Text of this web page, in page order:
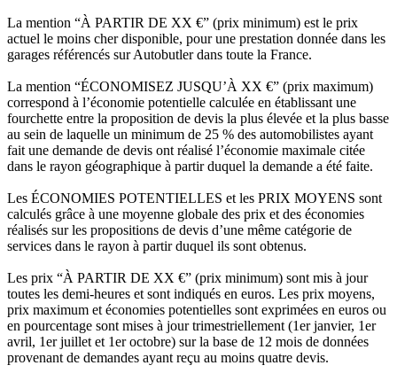
La mention “À PARTIR DE XX €” (prix minimum) est le prix
actuel le moins cher disponible, pour une prestation donnée dans les
garages référencés sur Autobutler dans toute la France.
La mention “ÉCONOMISEZ JUSQU’À XX €” (prix maximum)
correspond à l’économie potentielle calculée en établissant une
fourchette entre la proposition de devis la plus élevée et la plus basse
au sein de laquelle un minimum de 25 % des automobilistes ayant
fait une demande de devis ont réalisé l’économie maximale citée
dans le rayon géographique à partir duquel la demande a été faite.
Les ÉCONOMIES POTENTIELLES et les PRIX MOYENS sont
calculés grâce à une moyenne globale des prix et des économies
réalisés sur les propositions de devis d’une même catégorie de
services dans le rayon à partir duquel ils sont obtenus.
Les prix “À PARTIR DE XX €” (prix minimum) sont mis à jour
toutes les demi-heures et sont indiqués en euros. Les prix moyens,
prix maximum et économies potentielles sont exprimées en euros ou
en pourcentage sont mises à jour trimestriellement (1er janvier, 1er
avril, 1er juillet et 1er octobre) sur la base de 12 mois de données
provenant de demandes ayant reçu au moins quatre devis.